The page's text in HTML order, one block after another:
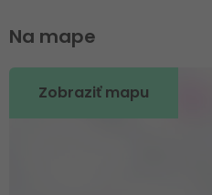
Na mape
Zobraziť mapu